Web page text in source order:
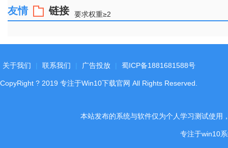
友情 链接 要求权重≥2
关于我们 联系我们 广告投放 蜀ICP备1881681588号
CopyRight ? 2019 专注于Win10下载官网 All Rights Reserved.
本站发布的系统与软件仅为个人学习测试使用
专注于win10